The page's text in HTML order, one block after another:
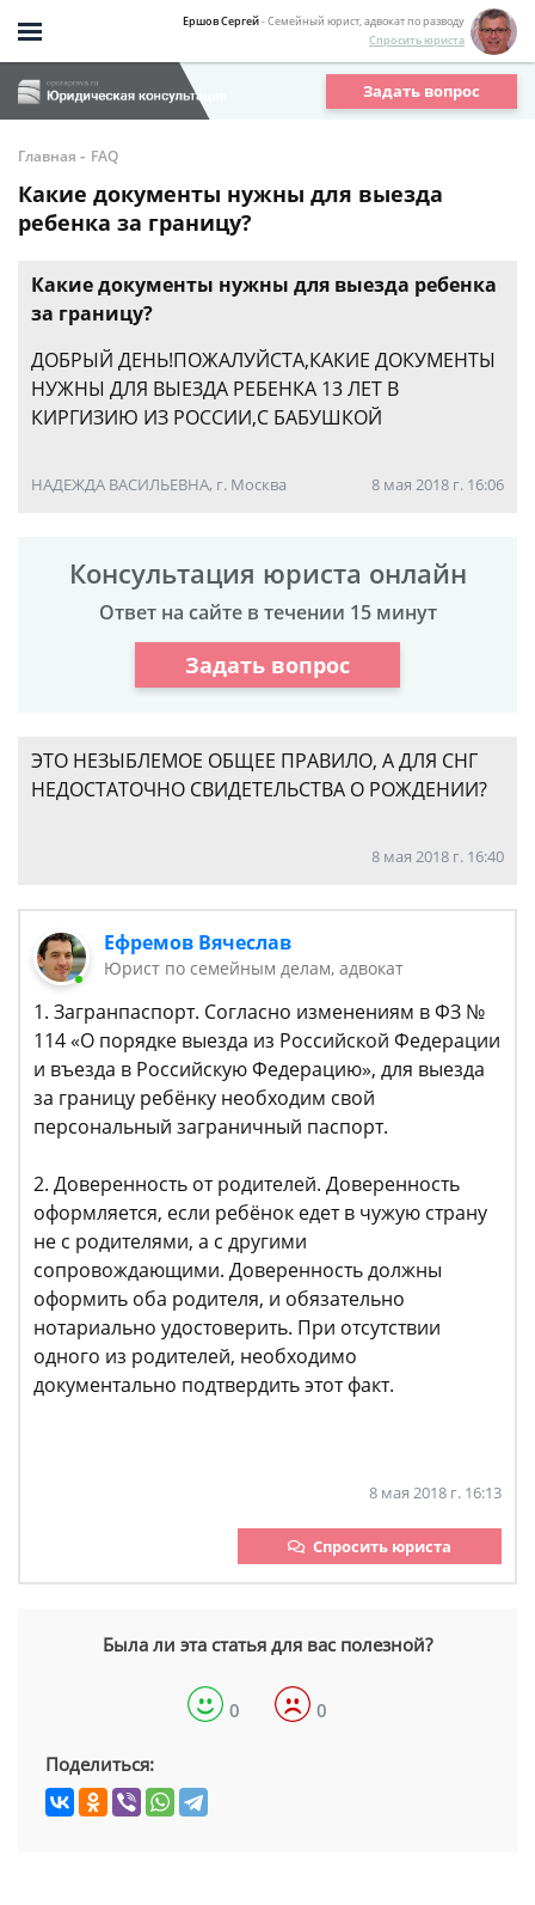
Ершов Сергей- Семейный юрист, адвокат по разводу
Спросить юриста
Задать вопрос
Главная - FAQ
Какие документы нужны для выезда
ребенка за границу?
Какие документы нужны для выезда ребенка
за границу?
ДОБРЫЙ ДЕНЬ!ПОЖАЛУЙСТА,КАКИЕ ДОКУМЕНТЫ
НУЖНЫ ДЛЯ ВЫЕЗДА РЕБЕНКА 13 ЛЕТ В
КИРГИЗИЮ ИЗ РОССИИ,С БАБУШКОЙ
НАДЕЖДА ВАСИЛЬЕВНА, г. Москва 8 мая 2018 г. 16:06
Консультация юриста онлайн
Ответ на сайте в течении 15 минут
Задать вопрос
ЭТО НЕЗЫБЛЕМОЕ ОБЩЕЕ ПРАВИЛО, А ДЛЯ СНГ
НЕДОСТАТОЧНО СВИДЕТЕЛЬСТВА О РОЖДЕНИИ?
8 мая 2018 г. 16:40
Ефремов Вячеслав
Юрист по семейным делам, адвокат
1. Загранпаспорт. Согласно изменениям в ФЗ №
114 «О порядке выезда из Российской Федерации
и въезда в Российскую Федерацию», для выезда
за границу ребёнку необходим свой
персональный заграничный паспорт.
2. Доверенность от родителей. Доверенность
оформляется, если ребёнок едет в чужую страну
не с родителями, а с другими
сопровождающими. Доверенность должны
оформить оба родителя, и обязательно
нотариально удостоверить. При отсутствии
одного из родителей, необходимо
документально подтвердить этот факт.
8 мая 2018 г. 16:13
Спросить юриста
Была ли эта статья для вас полезной?
0 0
Поделиться: